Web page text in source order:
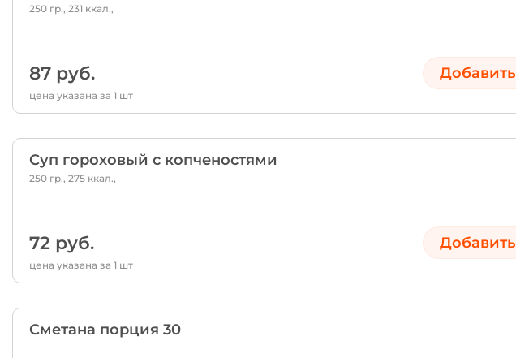
250 гр., 231 ккал.,
87 руб. Добавить
цена указана за 1 шт
Суп гороховый с копченостями
250 гр., 275 ккал.,
72 руб. Добавить
цена указана за 1 шт
Сметана порция 30